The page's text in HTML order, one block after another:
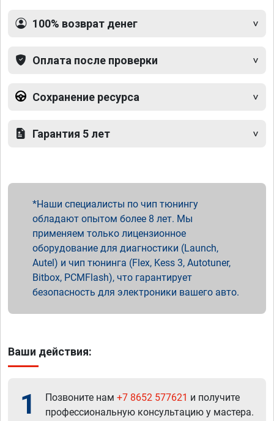
100% возврат денег
Оплата после проверки
Сохранение ресурса
Гарантия 5 лет
Наши специалисты по чип тюнингу
обладают опытом более 8 лет. Мы
применяем только лицензионное
оборудование для диагностики (Launch,
Autel) и чип тюнинга (Flex, Kess 3, Autotuner,
Bitbox, PCMFlash), что гарантирует
безопасность для электроники вашего авто.
Ваши действия:
1 Позвоните нам +7 8652 577621 и получите
профессиональную консультацию у мастера.